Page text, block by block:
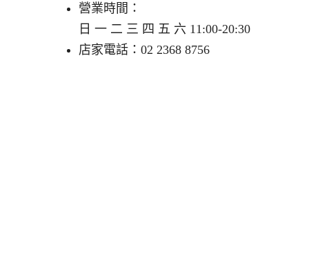
營業時間：
日 一 二 三 四 五 六 11:00-20:30
店家電話：02 2368 8756